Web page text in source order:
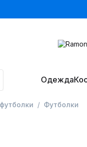
Одежда
Футболки